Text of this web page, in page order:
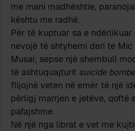
me mani madhështie,
kështu me radhë.
Për të kuptuar sa e
nevojë të shtyhemi deri te Mic
Musai; sepse një shembull
të ashtuquajturit suicide
flijojnë veten në emër të një
përligj marrjen e jetëve, qoftë
pafajshme.
Në një nga librat e vet me